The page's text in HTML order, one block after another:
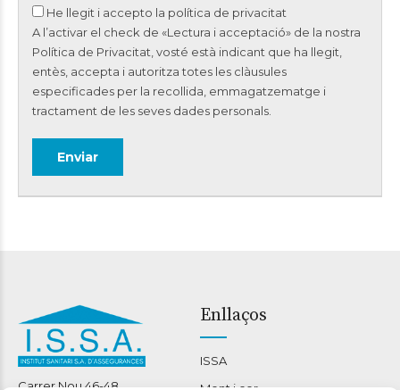
He llegit i accepto la política de privacitat
A l’activar el check de «Lectura i acceptació» de la nostra
Política de Privacitat, vosté està indicant que ha llegit,
entès, accepta i autoritza totes les clàusules
especificades per la recollida, emmagatzematge i
tractament de les seves dades personals.
Carrer Nou 46-48
Enllaços
ISSA